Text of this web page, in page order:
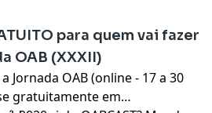
para quem vai fazer
OAB (XXXII)
Jornada OAB (online - 17 a 30
gratuitamente em